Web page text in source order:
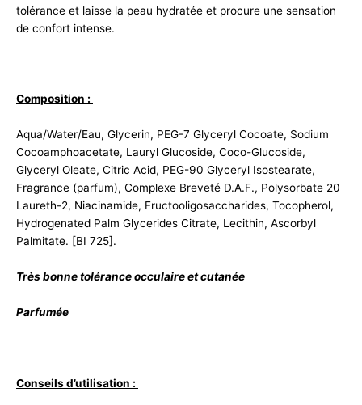
tolérance et laisse la peau hydratée et procure une sensation
de confort intense.
Composition :
Aqua/Water/Eau, Glycerin, PEG-7 Glyceryl Cocoate, Sodium
Cocoamphoacetate, Lauryl Glucoside, Coco-Glucoside,
Glyceryl Oleate, Citric Acid, PEG-90 Glyceryl Isostearate,
Fragrance (parfum), Complexe Breveté D.A.F., Polysorbate 20
Laureth-2, Niacinamide, Fructooligosaccharides, Tocopherol,
Hydrogenated Palm Glycerides Citrate, Lecithin, Ascorbyl
Palmitate. [BI 725].
Très bonne tolérance occulaire et cutanée
Parfumée
Conseils d’utilisation :